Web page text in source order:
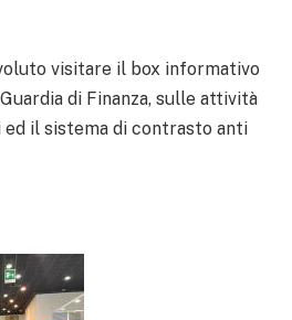
visitare il box informativo
di Finanza, sulle attività
il sistema di contrasto anti